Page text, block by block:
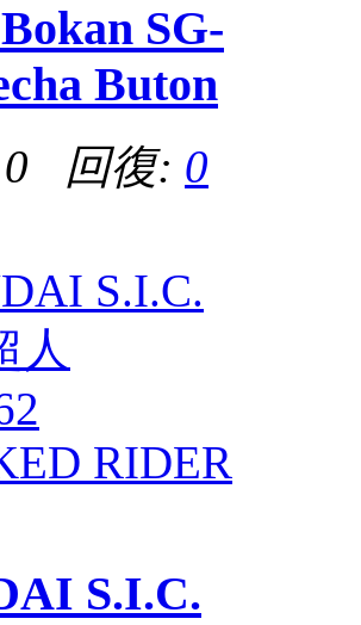
SG-
Buton
0 回復: 0
S.I.C.